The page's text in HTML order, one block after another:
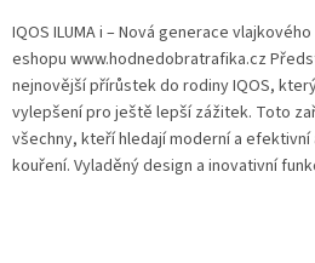
IQOS ILUMA i – Nová generace
eshopu www.hodnedobratrafika.cz
nejnovější přírůstek do rodiny IQOS,
vylepšení pro ještě lepší zážitek. Toto
všechny, kteří hledají moderní a
kouření. Vyladěný design a inovativní